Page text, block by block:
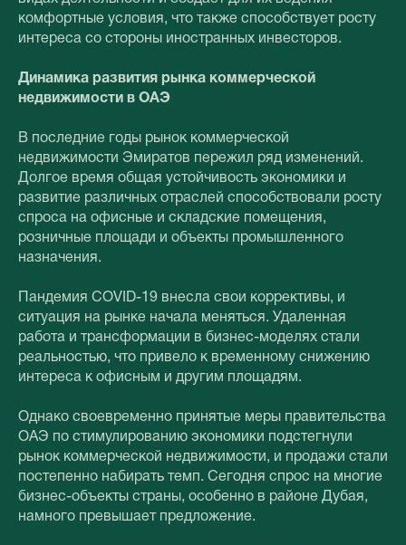
комфортные условия, что также способствует росту
интереса со стороны иностранных инвесторов.
Динамика развития рынка коммерческой
недвижимости в ОАЭ
В последние годы рынок коммерческой
недвижимости Эмиратов пережил ряд изменений.
Долгое время общая устойчивость экономики и
развитие различных отраслей способствовали росту
спроса на офисные и складские помещения,
розничные площади и объекты промышленного
назначения.
Пандемия COVID-19 внесла свои коррективы, и
ситуация на рынке начала меняться. Удаленная
работа и трансформации в бизнес-моделях стали
реальностью, что привело к временному снижению
интереса к офисным и другим площадям.
Однако своевременно принятые меры правительства
ОАЭ по стимулированию экономики подстегнули
рынок коммерческой недвижимости, и продажи стали
постепенно набирать темп. Сегодня спрос на многие
бизнес-объекты страны, особенно в районе Дубая,
намного превышает предложение.